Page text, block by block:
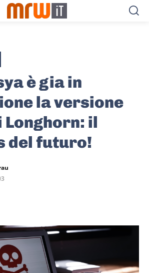
è gia in
la versione
il
del futuro!